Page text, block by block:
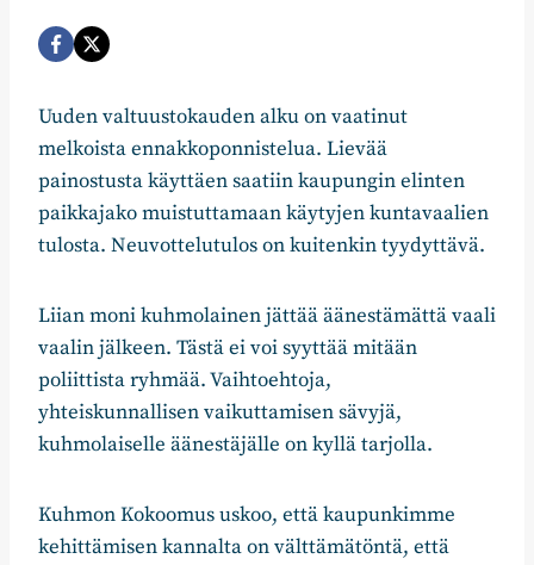
Uuden valtuustokauden alku on vaatinut
melkoista ennakkoponnistelua. Lievää
painostusta käyttäen saatiin kaupungin elinten
paikkajako muistuttamaan käytyjen kuntavaalien
tulosta. Neuvottelutulos on kuitenkin tyydyttävä.
Liian moni kuhmolainen jättää äänestämättä vaali
vaalin jälkeen. Tästä ei voi syyttää mitään
poliittista ryhmää. Vaihtoehtoja,
yhteiskunnallisen vaikuttamisen sävyjä,
kuhmolaiselle äänestäjälle on kyllä tarjolla.
Kuhmon Kokoomus uskoo, että kaupunkimme
kehittämisen kannalta on välttämätöntä, että